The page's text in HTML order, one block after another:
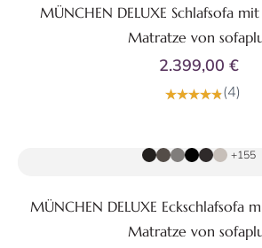
MÜNCHEN DELUXE Schlafsofa
Matratze von
2.399,00 €
(4)
+155
MÜNCHEN DELUXE Eckschlafsofa
Matratze von